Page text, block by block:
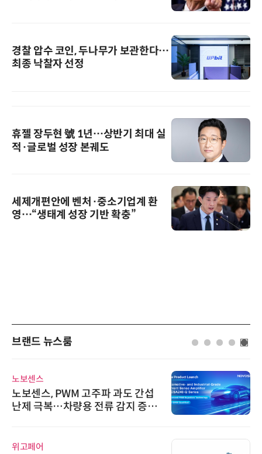
경찰 압수 코인, 두나무가 보관한다…
최종 낙찰자 선정
휴젤 장두현 號 1년…상반기 최대 실
적·글로벌 성장 본궤도
세제개편안에 벤처·중소기업계 환
영…“생태계 성장 기반 확충”
브랜드 뉴스룸
노보센스
노보센스, PWM 고주파 과도 간섭
난제 극복…차량용 전류 감지 증폭
위고페어